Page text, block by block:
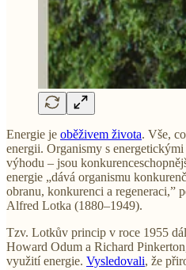
Energie je oběživem života. Vše,
energii. Organismy s
výhodu – jsou
energie „dává organismu
obranu, konkurenci a
Alfred Lotka (1880–1949).
Tzv. Lotkův princip v roce 1955
Howard Odum a Richard
využití energie. Vysledovali, že